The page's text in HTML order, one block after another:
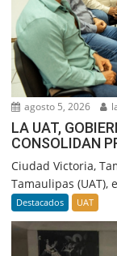
agosto 5, 2026
LA UAT,
CONSOLIDAN
Ciudad Victoria,
Tamaulipas (UAT),
Destacados UAT